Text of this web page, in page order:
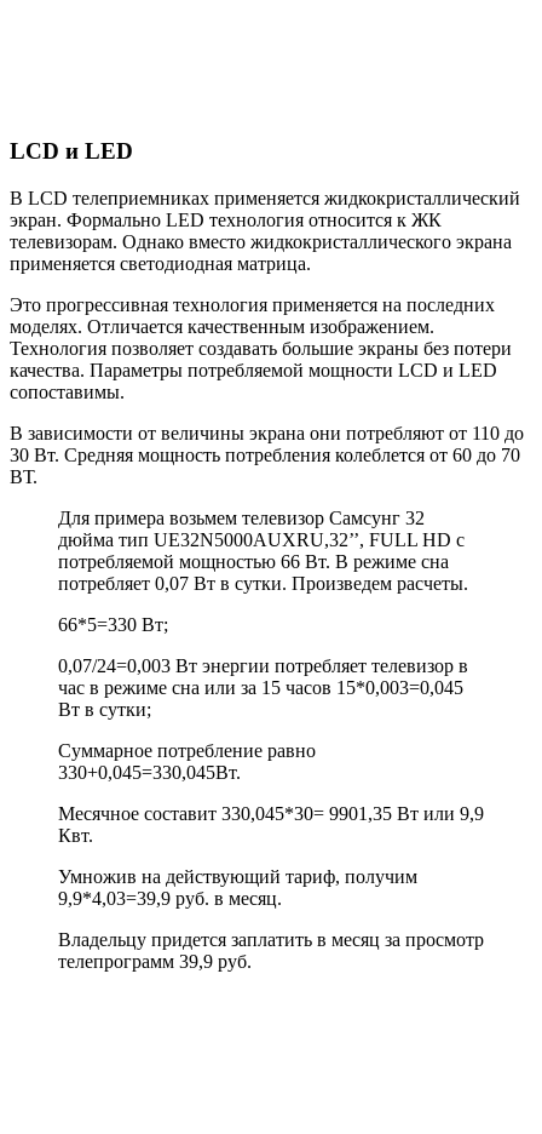
LCD и LED
В LCD телеприемниках применяется жидкокристаллический
экран. Формально LED технология относится к ЖК
телевизорам. Однако вместо жидкокристаллического экрана
применяется светодиодная матрица.
Это прогрессивная технология применяется на последних
моделях. Отличается качественным изображением.
Технология позволяет создавать большие экраны без потери
качества. Параметры потребляемой мощности LCD и LED
сопоставимы.
В зависимости от величины экрана они потребляют от 110 до
30 Вт. Средняя мощность потребления колеблется от 60 до 70
ВТ.
Для примера возьмем телевизор Самсунг 32
дюйма тип UE32N5000AUXRU,32’’, FULL HD с
потребляемой мощностью 66 Вт. В режиме сна
потребляет 0,07 Вт в сутки. Произведем расчеты.
66*5=330 Вт;
0,07/24=0,003 Вт энергии потребляет телевизор в
час в режиме сна или за 15 часов 15*0,003=0,045
Вт в сутки;
Суммарное потребление равно
330+0,045=330,045Вт.
Месячное составит 330,045*30= 9901,35 Вт или 9,9
Квт.
Умножив на действующий тариф, получим
9,9*4,03=39,9 руб. в месяц.
Владельцу придется заплатить в месяц за просмотр
телепрограмм 39,9 руб.